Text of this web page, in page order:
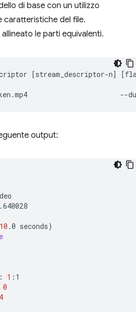
di base con un utilizzo
caratteristiche del file.
le parti equivalenti.
[stream_descriptor-n] [
output:
10 .0 seconds)
1
0
4